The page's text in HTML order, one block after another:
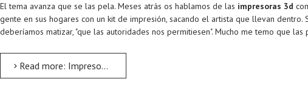
El tema avanza que se las pela. Meses atrás os hablamos de las impresoras 3d
gente en sus hogares con un kit de impresión, sacando el artista que llevan
deberíamos matizar, "que las autoridades nos permitiesen". Mucho me temo que
Read more: Impresoras 3d de metal líquido